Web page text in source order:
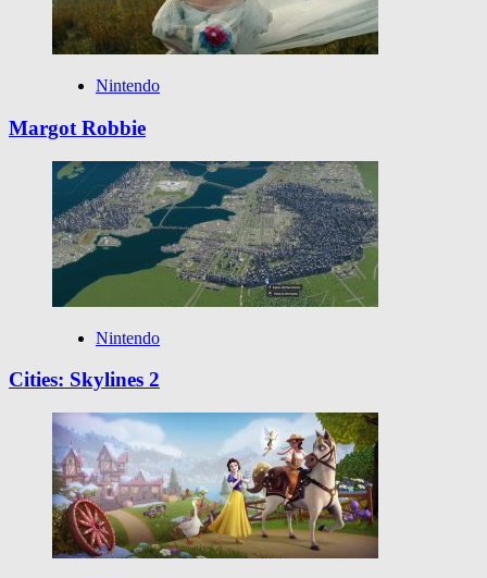
Nintendo
Margot Robbie
Nintendo
Cities: Skylines 2